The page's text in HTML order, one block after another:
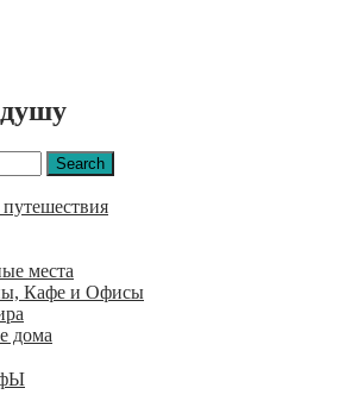
душу
места
Кафе и Офисы
дома